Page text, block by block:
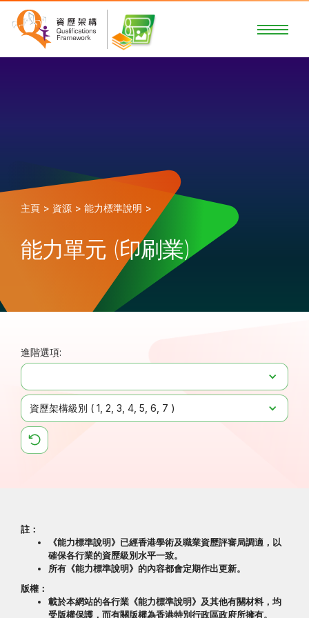
主頁 > 資源 > 能力標準說明 >
能力單元 (印刷業)
進階選項:
資歷架構級別 ( 1 2 3 4 5 6 7 )
註：
《能力標準說明》已經香港學術及職業資歷評審局調適，以
確保各行業的資歷級別水平一致。
所有《能力標準說明》的內容都會定期作出更新。
版權：
載於本網站的各行業《能力標準說明》及其他有關材料，均
受版權保護，而有關版權為香港特別行政區政府所擁有。